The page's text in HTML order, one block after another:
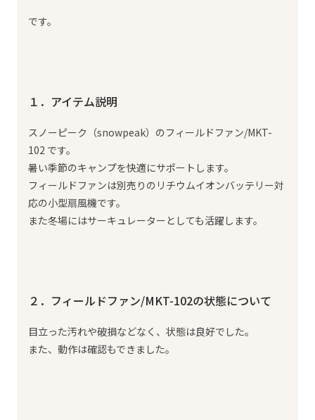
です。
１．アイテム説明
スノーピーク（snowpeak）のフィールドファン/MKT-
102 です。
暑い季節のキャンプを快適にサポートします。
フィールドファンは別売りのリチウムイオンバッテリー対
応の小型扇風機です。
また冬場にはサーキュレーターとしても活躍します。
２．フィールドファン/MKT-102の状態について
目立った汚れや破損などなく、状態は良好でした。
また、動作は確認もできました。